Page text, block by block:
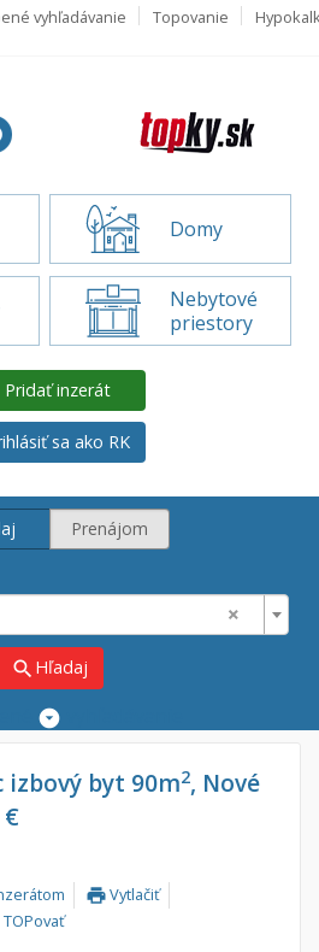
vyhľadávanie Topovanie
Domy
Nebytové
priestory
Pridať inzerát
sa ako RK
Prenájom
×
search Hľadaj
izbový byt 90m2, Nové
€
printVytlačiť
TOPovať